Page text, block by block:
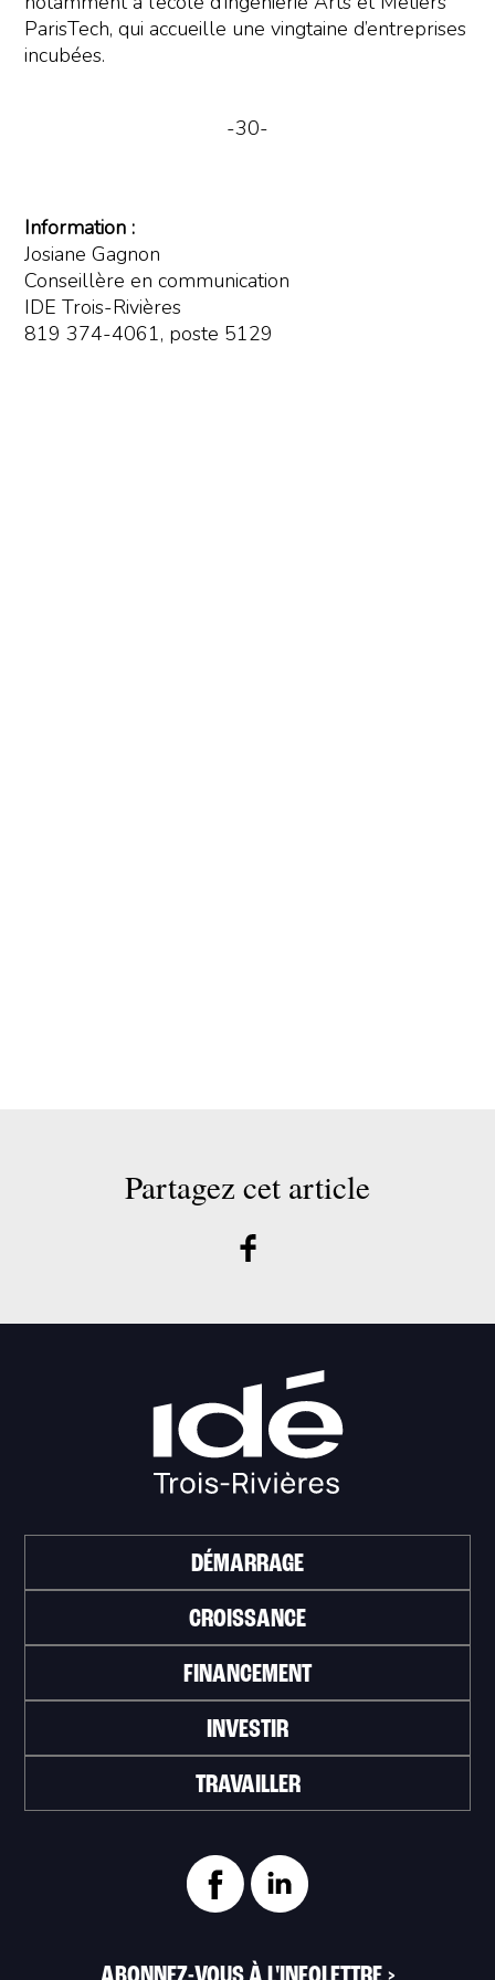
ParisTech, qui accueille une vingtaine d’entreprises
incubées.
-30-
Information :
Josiane Gagnon
Conseillère en communication
IDE Trois-Rivières
819 374-4061, poste 5129
Partagez cet article
DÉMARRAGE
CROISSANCE
FINANCEMENT
INVESTIR
TRAVAILLER